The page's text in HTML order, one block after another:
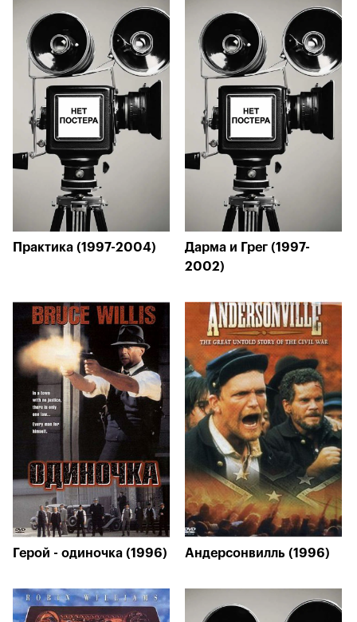
Практика (1997-2004)
Дарма и Грег (1997-
2002)
Герой - одиночка (1996) Андерсонвилль (1996)